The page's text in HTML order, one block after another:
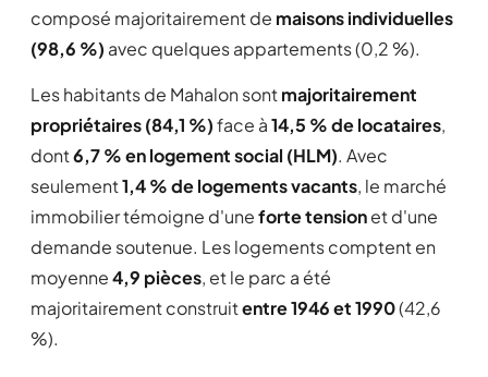
composé majoritairement de maisons individuelles
(98,6 %) avec quelques appartements (0,2 %).
Les habitants de Mahalon sontmajoritairement
propriétaires (84,1 %)face à14,5 % de locataires,
dont6,7 % en logement social (HLM). Avec
seulement1,4 % de logements vacants, le marché
immobilier témoigne d'uneforte tensionet d'une
demande soutenue. Les logements comptent en
moyenne4,9 pièces, et le parc a été
majoritairement construitentre 1946 et 1990(42,6
%).